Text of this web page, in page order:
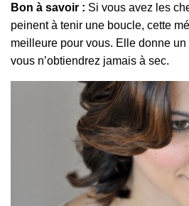
Bon à savoir : Si vous avez les
peinent à tenir une boucle, cette
meilleure pour vous. Elle donne
vous n’obtiendrez jamais à sec.